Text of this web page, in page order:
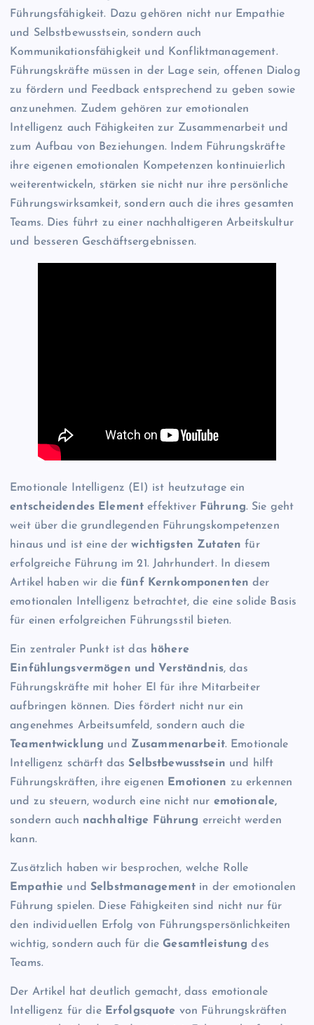
Führungsfähigkeit. Dazu gehören nicht nur Empathie
und Selbstbewusstsein, sondern auch
Kommunikationsfähigkeit und Konfliktmanagement.
Führungskräfte müssen in der Lage sein, offenen Dialog
zu fördern und Feedback entsprechend zu geben sowie
anzunehmen. Zudem gehören zur emotionalen
Intelligenz auch Fähigkeiten zur Zusammenarbeit und
zum Aufbau von Beziehungen. Indem Führungskräfte
ihre eigenen emotionalen Kompetenzen kontinuierlich
weiterentwickeln, stärken sie nicht nur ihre persönliche
Führungswirksamkeit, sondern auch die ihres gesamten
Teams. Dies führt zu einer nachhaltigeren Arbeitskultur
und besseren Geschäftsergebnissen.
Emotionale Intelligenz (EI) ist heutzutage ein
entscheidendes Element effektiver Führung. Sie geht
weit über die grundlegenden Führungskompetenzen
hinaus und ist eine derwichtigsten Zutaten für
erfolgreiche Führung im 21. Jahrhundert. In diesem
Artikel haben wir diefünf Kernkomponenten der
emotionalen Intelligenz betrachtet, die eine solide Basis
für einen erfolgreichen Führungsstil bieten.
Ein zentraler Punkt ist das höhere
Einfühlungsvermögen und Verständnis, das
Führungskräfte mit hoher EI für ihre Mitarbeiter
aufbringen können. Dies fördert nicht nur ein
angenehmes Arbeitsumfeld, sondern auch die
Teamentwicklung und Zusammenarbeit. Emotionale
Intelligenz schärft dasSelbstbewusstsein und hilft
Führungskräften, ihre eigenen
Emotionen zu erkennen
und zu steuern, wodurch eine nicht nur emotionale,
sondern auch nachhaltige Führung erreicht werden
kann.
Zusätzlich haben wir besprochen, welche Rolle
Empathie und Selbstmanagement in der emotionalen
Führung spielen. Diese Fähigkeiten sind nicht nur für
den individuellen Erfolg von Führungspersönlichkeiten
wichtig, sondern auch für dieGesamtleistung des
Teams.
Der Artikel hat deutlich gemacht, dass emotionale
Intelligenz für die Erfolgsquote von Führungskräften